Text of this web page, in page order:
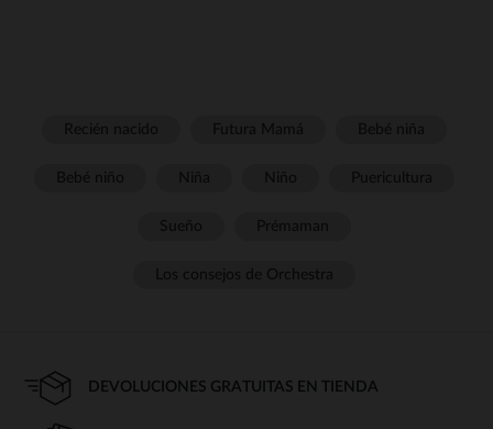
DEVOLUCIONES GRATUITAS EN TIENDA